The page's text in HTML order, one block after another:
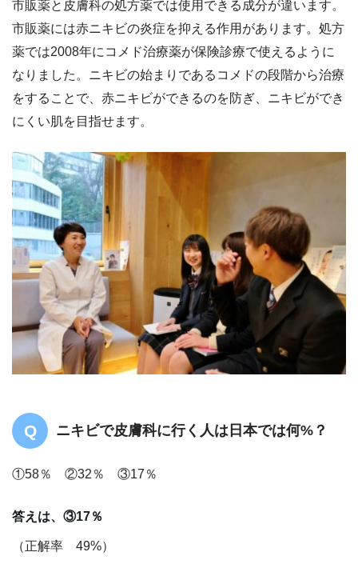
市販薬と皮膚科の処方薬では使用できる成分が違います。
市販薬には赤ニキビの炎症を抑える作用があります。処方
薬では2008年にコメド治療薬が保険診療で使えるように
なりました。ニキビの始まりであるコメドの段階から治療
をすることで、赤ニキビができるのを防ぎ、ニキビができ
にくい肌を目指せます。
ニキビで皮膚科に行く人は日本では何%？
①58％ ②32％ ③17％
答えは、③17％
（正解率 49%）